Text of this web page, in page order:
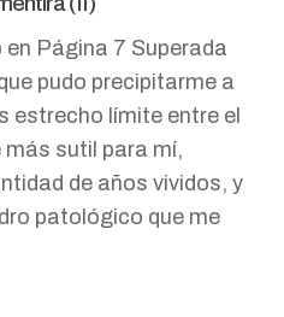
Página 7 Superada
pudo precipitarme a
estrecho límite entre el
más sutil para mí,
de años vividos, y
patológico que me